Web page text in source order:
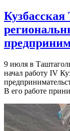
9 июля в
начал работу IV
В его работе